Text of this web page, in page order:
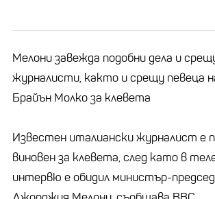
Мелони завежда подобни дела и
журналисти, както и срещу певеца
Брайън Молко за клевета
Известен италиански журналист е
виновен за клевета, след като в
интервю е обидил министър-